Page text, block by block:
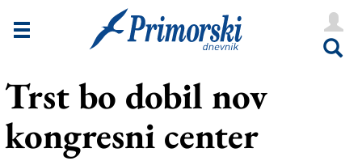
Novice
Goriška
Kultura
Trst bo dobil nov
kongresni center